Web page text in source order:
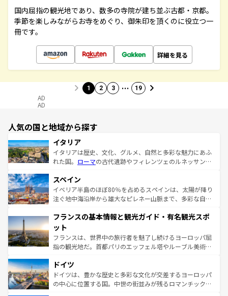
国内屈指の観光地であり、数多の寺院が建ち並ぶ古都・京都。
季節を楽しみながらお寺をめぐり、御朱印を頂くのに役立つ一
冊です。
詳細を見る
1 2 3 … 19
AD
AD
人気の国と地域から探す
イタリア
イタリアは歴史、文化、グルメ、自然と多彩な魅力にあふ
れた国。 ローマの古代遺跡やフィレンツェのルネッサンス
ろん、トスカーナの美しい田園風景やアマルフィ海岸の絶
景など、自然景観も見逃せない。観光の合間には、本場の
ピザやパスタなど、絶品のイタリア料理を堪能することも
ませてくれるイタリアで、忘れられない旅をしてみよう！
なお、新着のイタリア情報は
しい。
スペイン
イベリア半島のほぼ80％を占めるスペインは、太陽が降り
注ぐ地中海沿岸から雄大なピレネー山脈まで、多彩な自然
文化が根付くこの国では、情熱的なフラメンコ、熱気あふ
れる闘牛、そして美味しいタパスが生活の一部となってい
る。首都マドリードの洗練された雰囲気や、バルセロナの
アートに溢れた街角から、地方では古代ローマ遺跡や中世
せる。地方によって風土や気候が異なるスペインはその個
性で訪れる人を魅了する。 なお、新着のスペイン情報は コ
ンテンツ一覧を参照してほしい。
フランスの基本情報と観光ガイド・有名観光スポ
ット
フランスは、世界中の旅行者を魅了し続けるヨーロッパ屈
指の観光地だ。首都パリのエッフェル塔やルーブル美術館
で、幅広い魅力が詰まっている。華麗な宮殿、歴史的な大
聖堂、美しいビーチ、そして豊かな自然が、訪れる者を心
から魅了する。また、フランスは美食の国としても知ら
ドイツ
ドイツは、豊かな歴史と多彩な文化が交差するヨーロッパ
の中心に位置する国。中世の街並みが残るロマンチック街